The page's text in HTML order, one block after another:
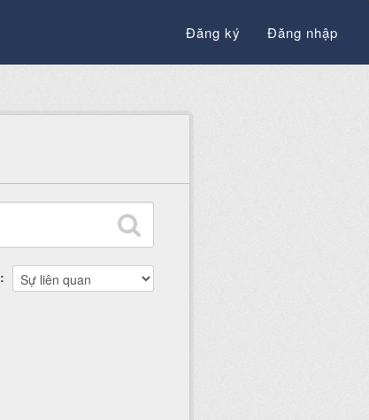
Đăng ký Đăng nhập